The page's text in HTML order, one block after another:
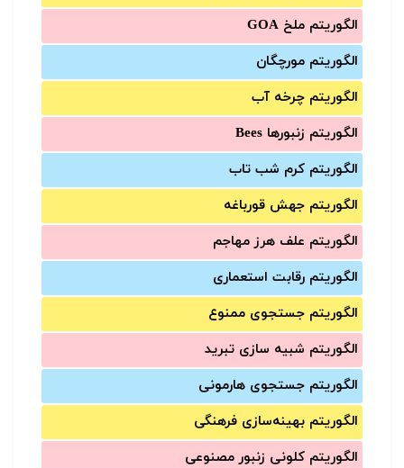
الگوریتم ملخ GOA
الگوریتم مورچگان
الگوریتم چرخه آب
الگوریتم زنبورها Bees
الگوریتم کرم شب تاب
الگوریتم جهش قورباغه
الگوریتم علف هرز مهاجم
الگوریتم رقابت استعماری
الگوریتم جستجوی ممنوع
الگوریتم شبیه سازی تبرید
الگوریتم جستجوی هارمونی
الگوریتم بهینه‌سازی فرهنگی
الگوریتم کلونی زنبور مصنوعی